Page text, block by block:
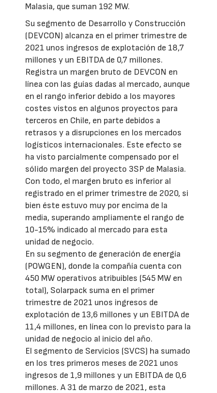
Malasia, que suman 192 MW.
Su segmento de Desarrollo y Construcción
(DEVCON) alcanza en el primer trimestre de
2021 unos ingresos de explotación de 18,7
millones y un EBITDA de 0,7 millones.
Registra un margen bruto de DEVCON en
línea con las guías dadas al mercado, aunque
en el rango inferior debido a los mayores
costes vistos en algunos proyectos para
terceros en Chile, en parte debidos a
retrasos y a disrupciones en los mercados
logísticos internacionales. Este efecto se
ha visto parcialmente compensado por el
sólido margen del proyecto 3SP de Malasia.
Con todo, el margen bruto es inferior al
registrado en el primer trimestre de 2020, si
bien éste estuvo muy por encima de la
media, superando ampliamente el rango de
10-15% indicado al mercado para esta
unidad de negocio.
En su segmento de generación de energía
(POWGEN), donde la compañía cuenta con
450 MW operativos atribuibles (545 MW en
total), Solarpack suma en el primer
trimestre de 2021 unos ingresos de
explotación de 13,6 millones y un EBITDA de
11,4 millones, en línea con lo previsto para la
unidad de negocio al inicio del año.
El segmento de Servicios (SVCS) ha sumado
en los tres primeros meses de 2021 unos
ingresos de 1,9 millones y un EBITDA de 0,6
millones. A 31 de marzo de 2021, esta